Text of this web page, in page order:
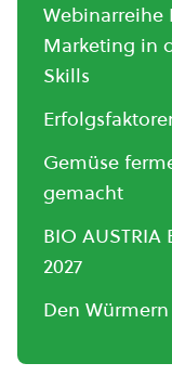
Webinarreihe
Marketing in
Skills
Gemüse
gemacht
BIO
2027
Den